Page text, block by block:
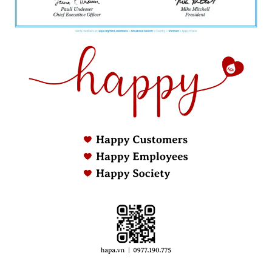
dụng bất cứ lúc nào, bất cứ nơi đâu trong nhà.
Phù hợp với mọi đối tượng: Máy lọc nước với
thiết kế vòi dễ sử dụng phù hợp cho mọi đối
tượng, từ trẻ em đến người già.
2.2. An toàn cho sức khỏe
hiệu quả 99.9% các tạp chất có hại trong nước như
bùn đất, rỉ sét, vi sinh vật,... Thậm chí các loại vi
khuẩn, virus gây hại cho sức khỏe cũng như các kim
nước, đảm bảo an toàn cho sức khỏe người sử